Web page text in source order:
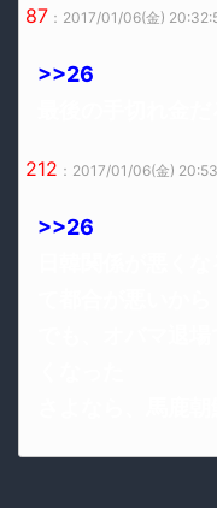
87 ：2017/01/06(金)
>>26
212 ：2017/01/06(金)
>>26